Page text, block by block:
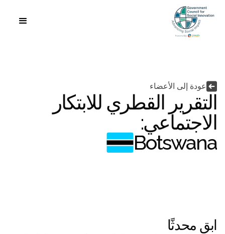
عودة إلى الأعضاء
التقرير القطري للابتكار
الاجتماعي:
Botswana
ابق محدثًا